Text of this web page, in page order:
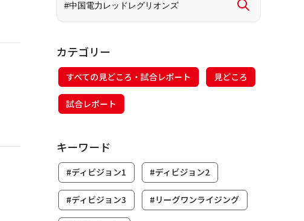
カテゴリー
すべての見どころ・試合レポート 見どころ
試合レポート
キーワード
#ディビジョン1 #ディビジョン2
#ディビジョン3 #リーグワンライジング